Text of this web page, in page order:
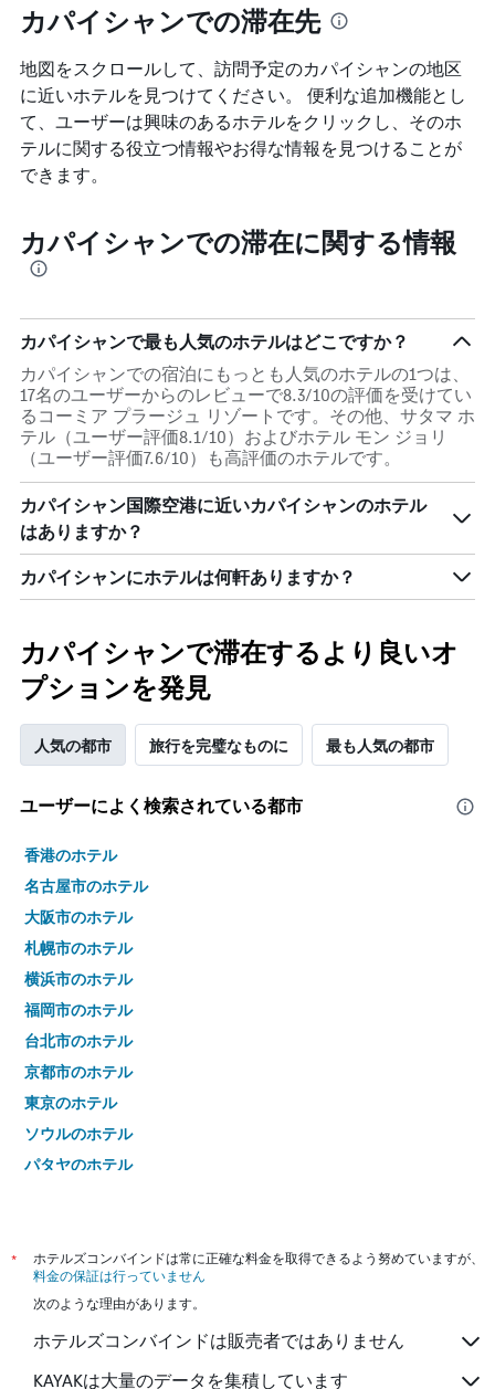
1
は、
過
3
日
間
つ
か
っ
本
日
の
客
室
の
平
均
金
を
表
し
て
す
す
表
の
Y
軸
本
は、
客
平
均
を
表
し
て
い
ま
す
カパイシャンでの滞在先
地図をスクロールして、訪問予定のカパイシャン​の地区
に近いホテルを見つけてください。 便利な追加機能とし
て、ユーザーは興味のあるホテルをクリックし、そのホ
テルに関する役立つ情報やお得な情報を見つけることが
できます。
カパイシャンでの滞在に関する情報
カパイシャンで最も人気のホテルはどこですか？
カパイシャンでの宿泊にもっとも人気のホテルの1つは、
17名のユーザーからのレビューで8.3/10の評価を受けてい
るコーミア プラージュ リゾートです。その他、サタマ ホ
テル（ユーザー評価8.1/10）およびホテル モン ジョリ
（ユーザー評価7.6/10）も高評価のホテルです。
カパイシャン国際空港​に近いカパイシャン​のホテル
はありますか？
カパイシャンにホテルは何軒ありますか？
カパイシャンで滞在するより良いオ
プションを発見
人気の都市 旅行を完璧なものに 最も人気の都市
ユーザーによく検索されている都市
香港のホテル
名古屋市のホテル
大阪市のホテル
札幌市のホテル
横浜市のホテル
福岡市のホテル
台北市のホテル
京都市のホテル
東京のホテル
ソウルのホテル
パタヤのホテル
*
ホテルズコンバインドは常に正確な料金を取得できるよう努めていますが、
料金の保証は行っていません
次のような理由があります。
ホテルズコンバインドは販売者ではありません
KAYAKは大量のデータを集積しています